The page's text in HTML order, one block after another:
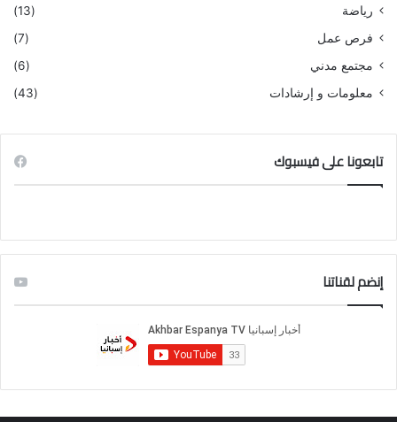
رياضة
(13)
فرص عمل
(7)
مجتمع مدني
(6)
معلومات و إرشادات
(43)
تابعونا على فيسبوك
إنضم لقناتنا